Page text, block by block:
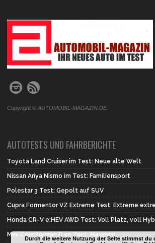
.
Copyright © AUTOMOBIL-MAGAZIN.DE.
AUTOTESTS UND FAHRBERICHTE
Toyota Land Cruiser im Test: Neue alte Welt
Nissan Ariya Nismo im Test: Familiensport
Polestar 3 Test: Gepolt auf SUV
Cupra Formentor VZ Extreme Test: Extreme
Honda CR-V e:HEV AWD Test: Voll Platz, voll
Mini Countryman D im Test: Maximini
Durch die weitere Nutzung der Seite stimmst du